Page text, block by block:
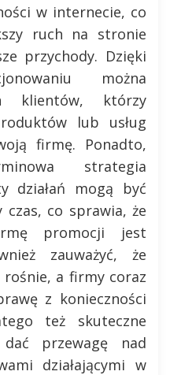
w internecie, co
ruch na stronie
przychody. Dzięki
można
klientów, którzy
lub usług
firmę. Ponadto,
strategia
działań mogą być
czas, co sprawia, że
promocji jest
zauważyć, że
a firmy coraz
z konieczności
też skuteczne
dać przewagę nad
działającymi w